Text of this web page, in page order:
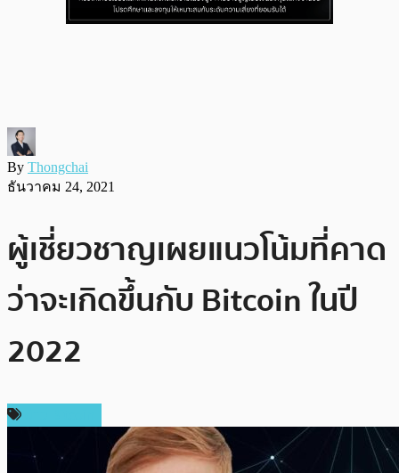
By Thongchai
ธันวาคม 24, 2021
ผู้เชี่ยวชาญเผยแนวโน้มที่คาด
ว่าจะเกิดขึ้นกับ Bitcoin ในปี
2022